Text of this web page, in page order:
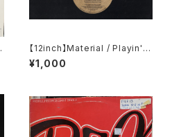
【12inch】Material / Playin'
With Fire
¥1,000